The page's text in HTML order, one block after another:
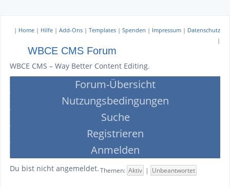
| Home | Hilfe | Add-Ons | Templates | Spenden | Impressum | Datenschutz
|
WBCE CMS Forum
WBCE CMS – Way Better Content Editing.
Forum-Übersicht
Nutzungsbedingungen
Suche
Registrieren
Anmelden
Du bist nicht angemeldet. Themen: Aktiv | Unbeantwortet